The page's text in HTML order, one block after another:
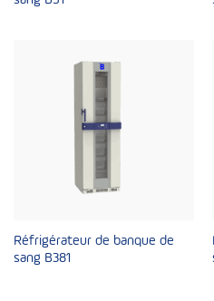
Réfrigérateur de banque de
sang B381